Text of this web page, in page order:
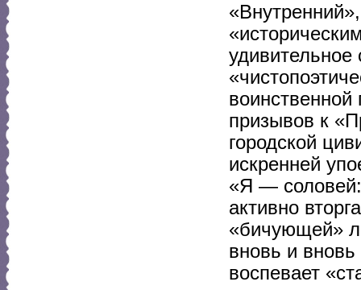
удивительное
призывов к
городской
искренней
«Я — соловей:
активно
«бичующей»
вновь и вновь
воспевает